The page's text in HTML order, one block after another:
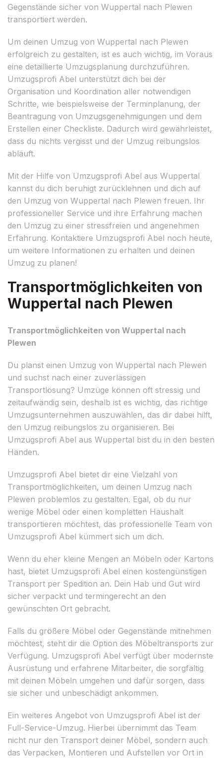
Gegenstände sicher von Wuppertal nach Plewen
transportiert werden.
Um deinen Umzug von Wuppertal nach Plewen
erfolgreich zu gestalten, ist es auch wichtig, im Voraus
eine detaillierte Umzugsplanung durchzuführen.
Umzugsprofi Abel unterstützt dich bei der
Organisation und Koordination aller notwendigen
Schritte, wie beispielsweise der Terminplanung, der
Beantragung von Umzugsgenehmigungen und dem
Erstellen einer Checkliste. Dadurch wird gewährleistet,
dass du nichts vergisst und der Umzug reibungslos
abläuft.
Mit der Hilfe von Umzugsprofi Abel aus Wuppertal
kannst du dich beruhigt zurücklehnen und dich auf
den Umzug von Wuppertal nach Plewen freuen. Ihr
professioneller Service und ihre Erfahrung machen
den Umzug zu einer stressfreien und angenehmen
Erfahrung. Kontaktiere Umzugsprofi Abel noch heute,
um weitere Informationen zu erhalten und deinen
Umzug zu planen!
Transportmöglichkeiten von
Wuppertal nach Plewen
Transportmöglichkeiten von Wuppertal nach
Plewen
Du planst einen Umzug von Wuppertal nach Plewen
und suchst nach einer zuverlässigen
Transportlösung? Umzüge können oft stressig und
zeitaufwändig sein, deshalb ist es wichtig, das richtige
Umzugsunternehmen auszuwählen, das dir dabei hilft,
den Umzug reibungslos zu organisieren. Bei
Umzugsprofi Abel aus Wuppertal bist du in den besten
Händen.
Umzugsprofi Abel bietet dir eine Vielzahl von
Transportmöglichkeiten, um deinen Umzug nach
Plewen problemlos zu gestalten. Egal, ob du nur
wenige Möbel oder einen kompletten Haushalt
transportieren möchtest, das professionelle Team von
Umzugsprofi Abel kümmert sich um dich.
Wenn du eher kleine Mengen an Möbeln oder Kartons
hast, bietet Umzugsprofi Abel einen kostengünstigen
Transport per Spedition an. Dein Hab und Gut wird
sicher verpackt und termingerecht an den
gewünschten Ort gebracht.
Falls du größere Möbel oder Gegenstände mitnehmen
möchtest, steht dir die Option des Möbeltransports zur
Verfügung. Umzugsprofi Abel verfügt über modernste
Ausrüstung und erfahrene Mitarbeiter, die sorgfältig
mit deinen Möbeln umgehen und dafür sorgen, dass
sie sicher und unbeschädigt ankommen.
Ein weiteres Angebot von Umzugsprofi Abel ist der
Full-Service-Umzug. Hierbei übernimmt das Team
nicht nur den Transport deiner Möbel, sondern auch
das Verpacken, Montieren und Aufstellen vor Ort in